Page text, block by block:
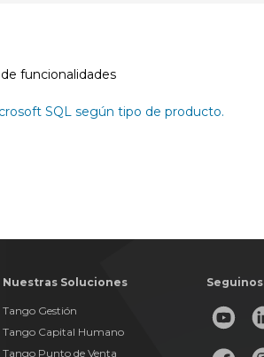
funcionalidades
SQL según tipo de producto.
Nuestras Soluciones
Tango Gestión
Tango Capital Humano
Tango Punto de Venta
Seguinos